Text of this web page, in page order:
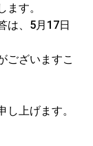
す。
は、5月17日
ございますこ
上げます。